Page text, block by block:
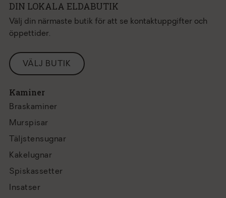
DIN LOKALA ELDABUTIK
Välj din närmaste butik för att se kontaktuppgifter och
öppettider.
VÄLJ BUTIK
Kaminer
Braskaminer
Murspisar
Täljstensugnar
Kakelugnar
Spiskassetter
Insatser